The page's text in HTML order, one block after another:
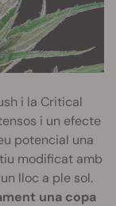
i la Critical
i un efecte
potencial una
modificat amb
lloc a ple sol.
una copa